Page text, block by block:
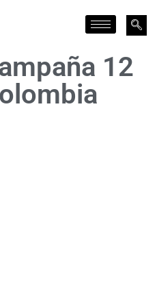
12